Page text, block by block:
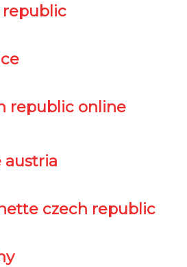
republic online
czech republic